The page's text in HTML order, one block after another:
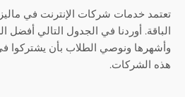
تعتمد خدمات شركات الإنترنت في
الباقة. أوردنا في الجدول التالي أفضل
وأشهرها ونوصي الطلاب بأن يشتركوا
هذه الشركات.